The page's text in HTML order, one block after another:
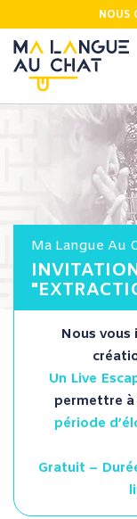
NOUS
Ma Langue Au
Nous vous
Un Live
permettre à
période
Gratuit –